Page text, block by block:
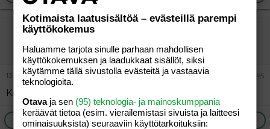
Sheena
13.02.2005 #5
Kokeile tosiaan perusvoidetta, esim. Ceralania.
Ilmoita asiaton viesti
Kotimaista laatusisältöä – evästeillä parempi
käyttökokemus
Haluamme tarjota sinulle parhaan mahdollisen
käyttökokemuksen ja laadukkaat sisällöt, siksi
käytämme tällä sivustolla evästeitä ja vastaavia
teknologioita.
Otavaja sen (95) teknologia- ja mainoskumppania
keräävät tietoa (esim. vierailemis­tasi sivuista ja laitteesi
ominaisuuk­sista) seuraaviin käyttötarkoituksiin: